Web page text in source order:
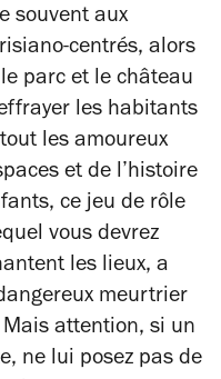
souvent aux
centrés, alors
parc et le château
les habitants
les amoureux
et de l’histoire
ce jeu de rôle
vous devrez
les lieux, a
meurtrier
attention, si un
ne lui posez pas de